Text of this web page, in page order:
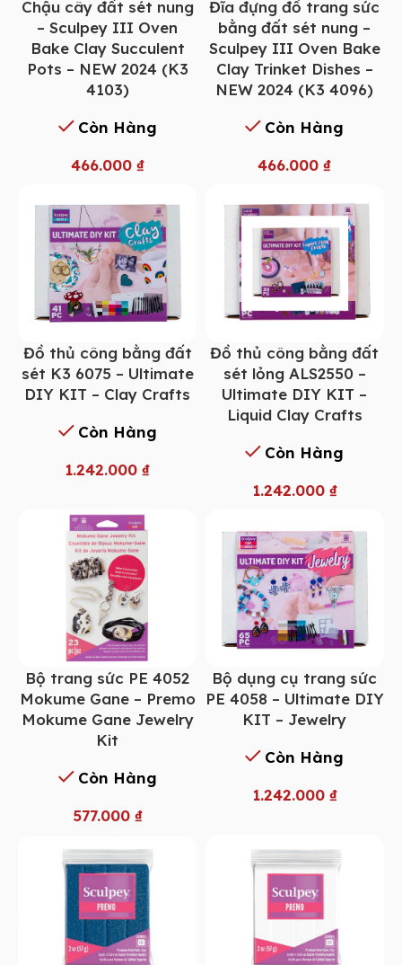
Chậu cây đất sét nung
– Sculpey III Oven
Bake Clay Succulent
Pots – NEW 2024 (K3
4103)
Còn Hàng
466.000 ₫
Đĩa đựng đồ trang sức
bằng đất sét nung –
Sculpey III Oven Bake
Clay Trinket Dishes –
NEW 2024 (K3 4096)
Còn Hàng
466.000₫
Đồ thủ công bằng đất
sét K3 6075 – Ultimate
DIY KIT – Clay Crafts
Còn Hàng
1.242.000 ₫
Đồ thủ công bằng đất
sét lỏng ALS2550 –
Ultimate DIY KIT –
Liquid Clay Crafts
Còn Hàng
1.242.000 ₫
Bộ trang sức PE 4052
Mokume Gane – Premo
Mokume Gane Jewelry
Kit
Còn Hàng
577.000 ₫
Bộ dụng cụ trang sức
PE 4058 – Ultimate DIY
KIT – Jewelry
Còn Hàng
1.242.000 ₫